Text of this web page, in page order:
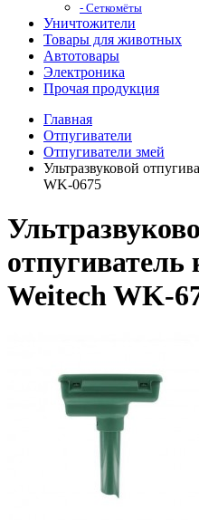
- Сеткомёты
Уничтожители
Товары для животных
Автотовары
Электроника
Прочая продукция
Главная
Отпугиватели
Отпугиватели змей
Ультразвуковой
WK-0675
отпугиватель
Weitech WK-